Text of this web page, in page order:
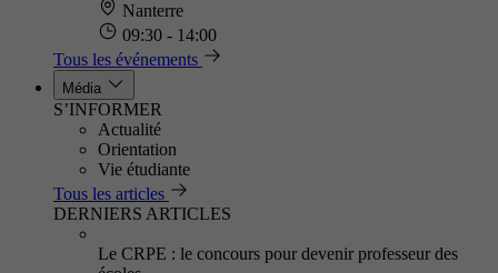
Nanterre
09:30 - 14:00
Tous les événements
Média
S’INFORMER
Actualité
Orientation
Vie étudiante
Tous les articles
DERNIERS ARTICLES
Le CRPE : le concours pour devenir professeur des